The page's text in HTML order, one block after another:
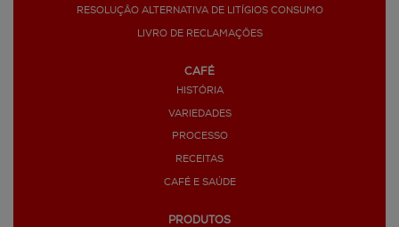
RESOLUÇÃO ALTERNATIVA DE LITÍGIOS CONSUMO
LIVRO DE RECLAMAÇÕES
CAFÉ
HISTÓRIA
VARIEDADES
PROCESSO
RECEITAS
CAFÉ E SAÚDE
PRODUTOS